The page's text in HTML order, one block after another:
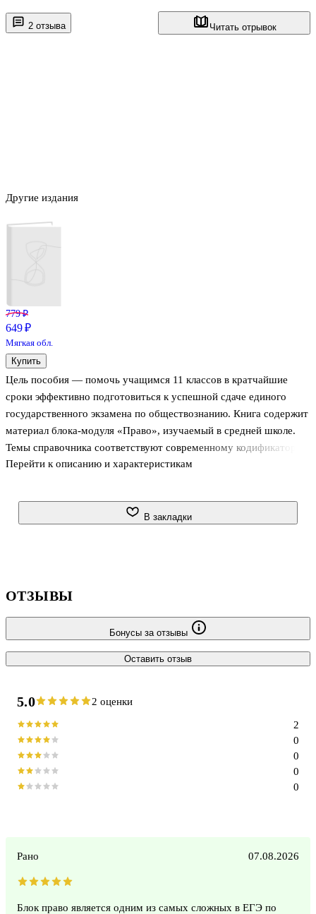
2 отзыва Читать отрывок
Цель пособия — помочь учащимся 11 классов в кратчайшие
сроки эффективно подготовиться к успешной сдаче единого
государственного экзамена по обществознанию. Книга содержит
материал блока-модуля «Право», изучаемый в средней школе.
Темы справочника соответствуют современному кодификатору
элементов содержания по данному разделу предмета, на основе
Содержание пособия представлено в компактной и наглядной
Перейти к описанию и характеристикам
Другие издания
779 ₽
649 ₽
Мягкая обл.
Купить
В закладки
ОТЗЫВЫ
Бонусы за отзывы
Оставить отзыв
5.0 2 оценки
0
0
0
0
2
Рано 07.08.2026
Блок право является одним из самых сложных в ЕГЭ по